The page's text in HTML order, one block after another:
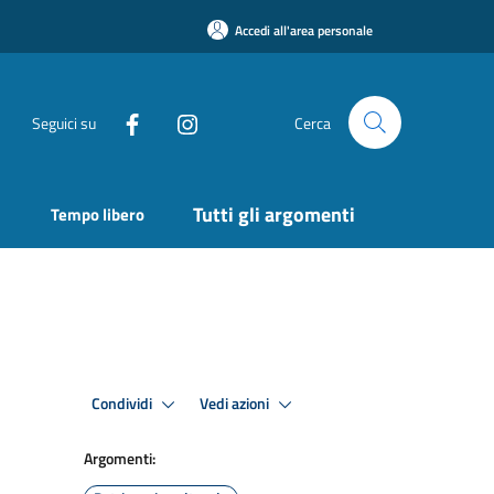
Accedi all'area personale
Seguici su Cerca
Tempo libero Tutti gli argomenti
Condividi Vedi azioni
Argomenti: